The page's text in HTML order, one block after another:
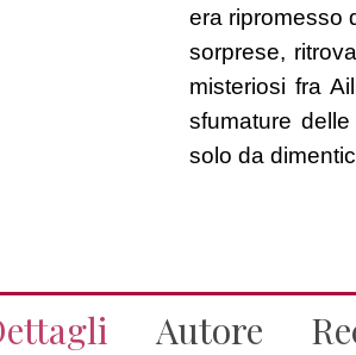
era ripromesso
sorprese,
misteriosi fra
sfumature
solo da
Autore